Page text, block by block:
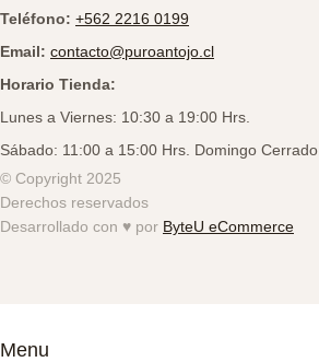
Teléfono: +562 2216 0199
Email: contacto@puroantojo.cl
Horario Tienda:
Lunes a Viernes: 10:30 a 19:00 Hrs.
Sábado: 11:00 a 15:00 Hrs. Domingo Cerrado.
© Copyright 2025
Derechos reservados
Desarrollado con ♥️ por ByteU eCommerce
Menu